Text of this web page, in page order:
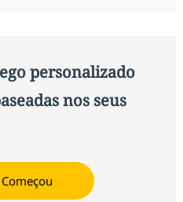
personalizado
nos seus
Obter Começou